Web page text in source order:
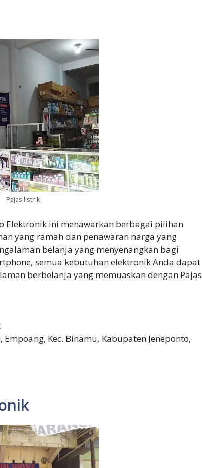
Pajas listrik
Elektronik ini menawarkan berbagai pilihan
yang ramah dan penawaran harga yang
belanja yang menyenangkan bagi
semua kebutuhan elektronik Anda dapat
berbelanja yang memuaskan dengan Pajas
Empoang, Kec. Binamu, Kabupaten Jeneponto,